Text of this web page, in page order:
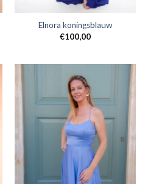
Elnora koningsblauw
€100,00